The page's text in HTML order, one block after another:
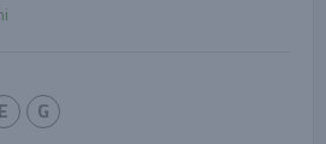
E G